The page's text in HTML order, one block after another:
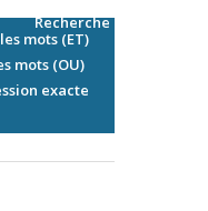
mots (ET)
mots (OU)
exacte
Recherche avancée